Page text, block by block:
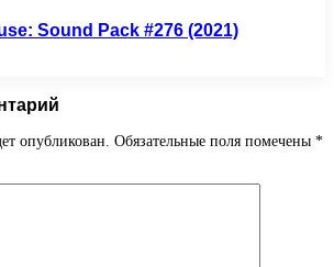
Sound Pack #276 (2021)
опубликован. Обязательные поля помечены *